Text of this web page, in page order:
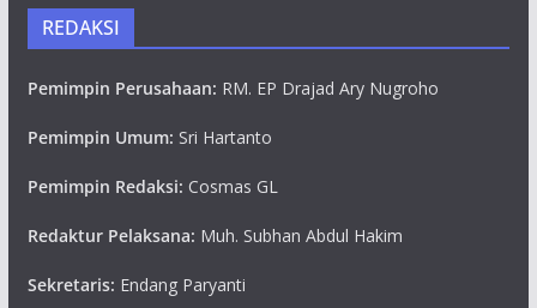
REDAKSI
Pemimpin Perusahaan: RM. EP Drajad Ary Nugroho
Pemimpin Umum: Sri Hartanto
Pemimpin Redaksi: Cosmas GL
Redaktur Pelaksana: Muh. Subhan Abdul Hakim
Sekretaris: Endang Paryanti